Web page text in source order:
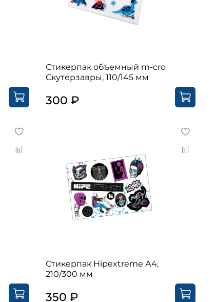
Стикерпак объемный m-cro
Скутерзавры, 110/145 мм
300 ₽
Стикерпак Hipextreme А4,
210/300 мм
350 ₽